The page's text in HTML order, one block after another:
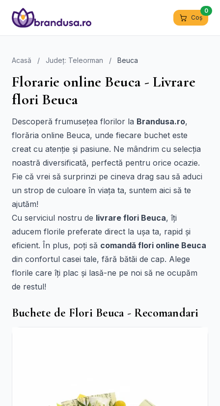
Coș
0
Acasă / Județ: Teleorman / Beuca
Florarie online Beuca - Livrare
flori Beuca
Descoperă frumusețea florilor la Brandusa.ro,
florăria online Beuca, unde fiecare buchet este
creat cu atenție și pasiune. Ne mândrim cu selecția
noastră diversificată, perfectă pentru orice ocazie.
Fie că vrei să surprinzi pe cineva drag sau să aduci
un strop de culoare în viața ta, suntem aici să te
ajutăm!
Cu serviciul nostru de livrare flori Beuca, îți
aducem florile preferate direct la ușa ta, rapid și
eficient. În plus, poți să comandă flori online Beuca
din confortul casei tale, fără bătăi de cap. Alege
florile care îți plac și lasă-ne pe noi să ne ocupăm
de restul!
Buchete de Flori Beuca - Recomandari